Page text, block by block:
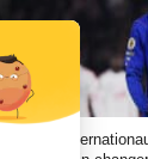
Droits TV